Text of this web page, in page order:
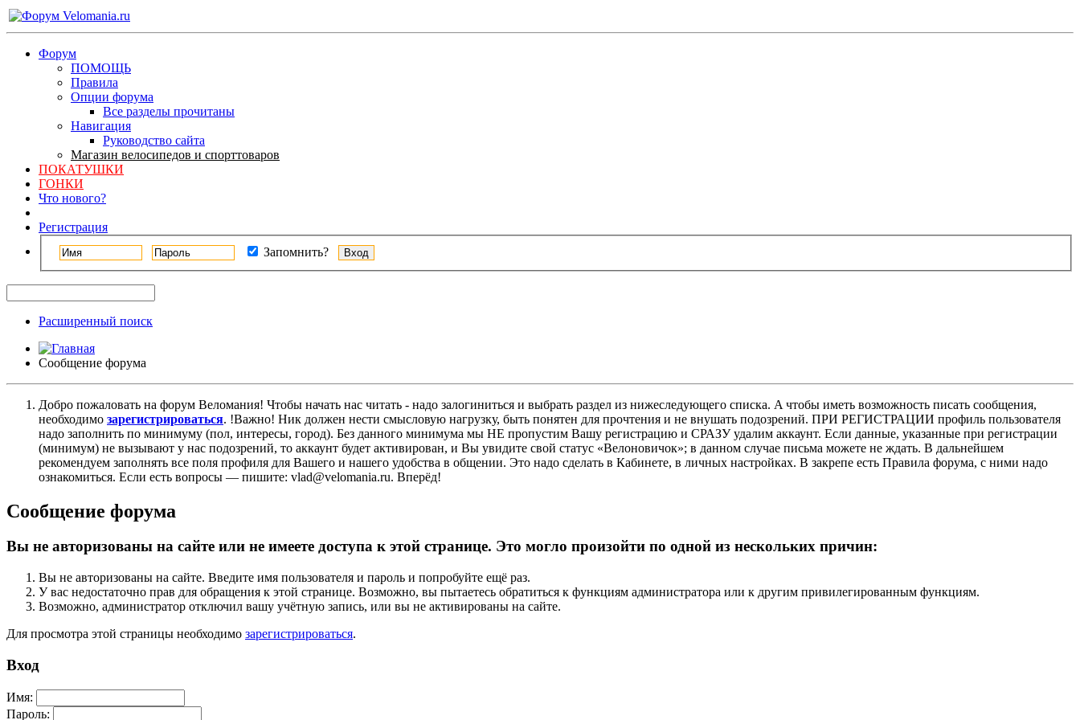
Форум
ПОМОЩЬ
Правила
Опции форума
Все разделы прочитаны
Навигация
Руководство сайта
Магазин велосипедов и спорттоваров
ПОКАТУШКИ
ГОНКИ
Что нового?
Регистрация
Запомнить?
Расширенный поиск
Сообщение форума
Добро пожаловать на форум Веломания! Чтобы начать нас читать - надо залогиниться и выбрать раздел из нижеследующего списка. A чтобы иметь возможность писать сообщения,
необходимо зарегистрироваться. !Важно! Ник должен нести смысловую нагрузку, быть понятен для прочтения и не внушать подозрений. ПРИ РЕГИСТРАЦИИ профиль пользователя
надо заполнить по минимуму (пол, интересы, город). Без данного минимума мы НЕ пропустим Вашу регистрацию и СРАЗУ удалим аккаунт. Если данные, указанные при регистрации
(минимум) не вызывают у нас подозрений, то аккаунт будет активирован, и Вы увидите свой статус «Велоновичок»; в данном случае письма можете не ждать. В дальнейшем
рекомендуем заполнять все поля профиля для Вашего и нашего удобства в общении. Это надо сделать в Кабинете, в личных настройках. В закрепе есть Правила форума, с ними надо
ознакомиться. Если есть вопросы — пишите: vlad@velomania.ru. Вперёд!
Сообщение форума
Вы не авторизованы на сайте или не имеете доступа к этой странице. Это могло произойти по одной из нескольких причин:
Вы не авторизованы на сайте. Введите имя пользователя и пароль и попробуйте ещё раз.
У вас недостаточно прав для обращения к этой странице. Возможно, вы пытаетесь обратиться к функциям администратора или к другим привилегированным функциям.
Возможно, администратор отключил вашу учётную запись, или вы не активированы на сайте.
Для просмотра этой страницы необходимо зарегистрироваться.
Вход
Имя:
Пароль: